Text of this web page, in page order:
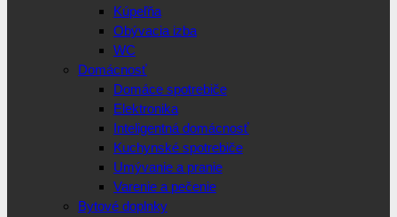
Kúpeľňa
Obývacia izba
WC
Domácnosť
Domáce spotrebiče
Elektronika
Inteligentná domácnosť
Kuchynské spotrebiče
Umývanie a pranie
Varenie a pečenie
Bytové doplnky